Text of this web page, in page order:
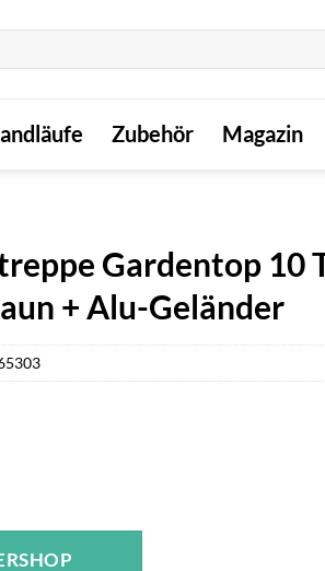
Zubehör Magazin
Gardentop 10
+ Alu-Geländer